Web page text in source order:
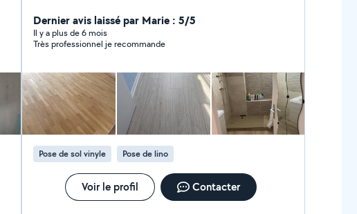
parquet ) que ce soit pour un projet de travaux de
rénovation où neuf. Création de salle de bain,
conception de terrasse de jardin où plage de piscine,
me contacter Expérience plus de 15 année Devis
gratuit Cordialement ROYALSOL PRO
Dernier avis laissé par Marie : 5/5
Il y a plus de 6 mois
Très professionnel je recommande
Pose de sol vinyle Pose de lino
Voir le profil Contacter